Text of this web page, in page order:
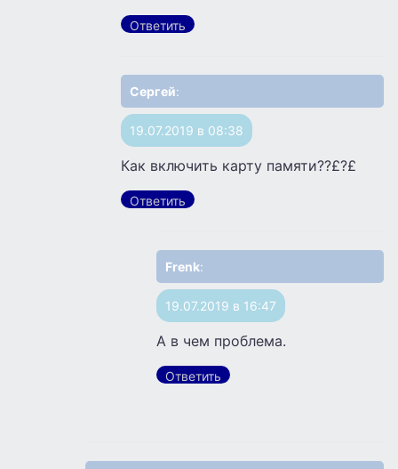
Ответить
Сергей:
19.07.2019 в 08:38
Как включить карту памяти??£?£
Ответить
Frenk:
19.07.2019 в 16:47
А в чем проблема.
Ответить